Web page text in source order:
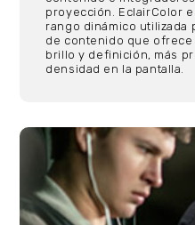
proyección. EclairColor
rango dinámico utilizada
de contenido que
brillo y definición, más
densidad en la pantalla.